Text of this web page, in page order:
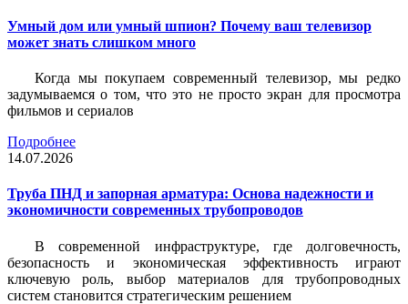
Умный дом или умный шпион? Почему ваш телевизор
может знать слишком много
Когда мы покупаем современный телевизор, мы редко
задумываемся о том, что это не просто экран для просмотра
фильмов и сериалов
Подробнее
14.07.2026
Труба ПНД и запорная арматура: Основа надежности и
экономичности современных трубопроводов
В современной инфраструктуре, где долговечность,
безопасность и экономическая эффективность играют
ключевую роль, выбор материалов для трубопроводных
систем становится стратегическим решением